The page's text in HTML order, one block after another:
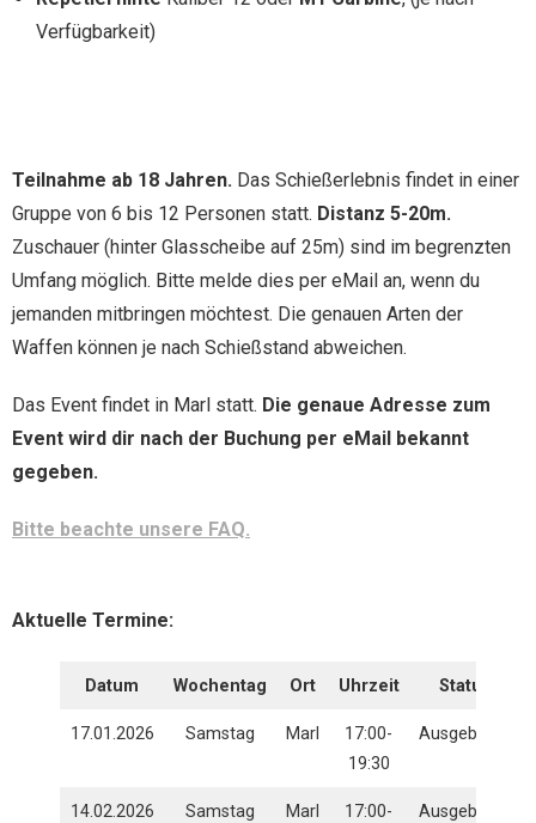
Verfügbarkeit)
Teilnahme ab 18 Jahren. Das Schießerlebnis findet in einer
Gruppe von 6 bis 12 Personen statt. Distanz 5-20m.
Zuschauer (hinter Glasscheibe auf 25m) sind im begrenzten
Umfang möglich. Bitte melde dies per eMail an, wenn du
jemanden mitbringen möchtest. Die genauen Arten der
Waffen können je nach Schießstand abweichen.
Das Event findet in Marl statt. Die genaue Adresse zum
Event wird dir nach der Buchung per eMail bekannt
gegeben.
Bitte beachte unsere FAQ.
Aktuelle Termine:
Datum Wochentag Ort Uhrzeit Status
17.01.2026 Samstag Marl
17:00-
19:30
Ausgebucht
14.02.2026 Samstag Marl
17:00-
Ausgebucht